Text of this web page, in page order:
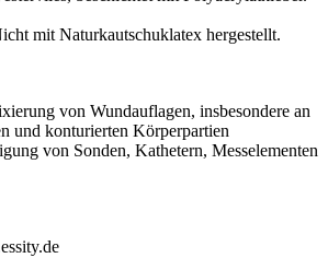
mit Naturkautschuklatex hergestellt.
von Wundauflagen, insbesondere an
und konturierten Körperpartien
von Sonden, Kathetern, Messelementen